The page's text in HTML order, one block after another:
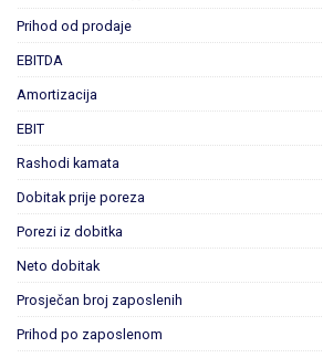
Prihod od prodaje
EBITDA
Amortizacija
EBIT
Rashodi kamata
Dobitak prije poreza
Porezi iz dobitka
Neto dobitak
Prosječan broj zaposlenih
Prihod po zaposlenom